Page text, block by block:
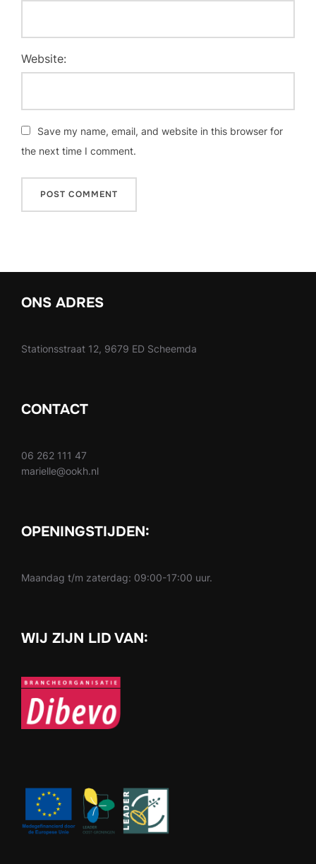
Website:
Save my name, email, and website in this browser for
the next time I comment.
ONS ADRES
Stationsstraat 12, 9679 ED Scheemda
CONTACT
06 262 111 47
marielle@ookh.nl
OPENINGSTIJDEN:
Maandag t/m zaterdag: 09:00-17:00 uur.
WIJ ZIJN LID VAN: